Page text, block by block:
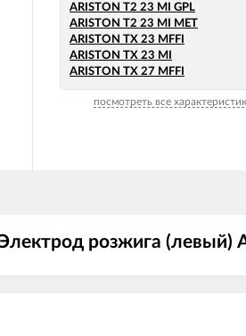
ARISTON T2 23 MI GPL
ARISTON T2 23 MI MET
ARISTON TX 23 MFFI
ARISTON TX 23 MI
ARISTON TX 27 MFFI
посмотреть все
розжига (левый)